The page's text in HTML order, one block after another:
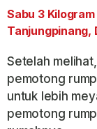
Sabu 3
Tanjungpinang,
Setelah
pemotong
untuk lebih
pemotong